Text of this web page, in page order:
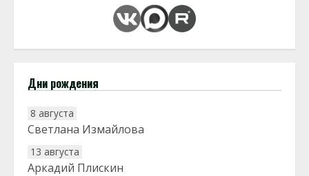
Дни рождения
8 августа
Светлана Измайлова
13 августа
Аркадий Плискин